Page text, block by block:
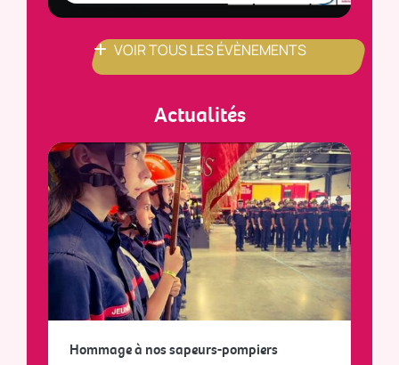
VOIR TOUS LES ÉVÈNEMENTS
Actualités
Hommage à nos sapeurs-pompiers